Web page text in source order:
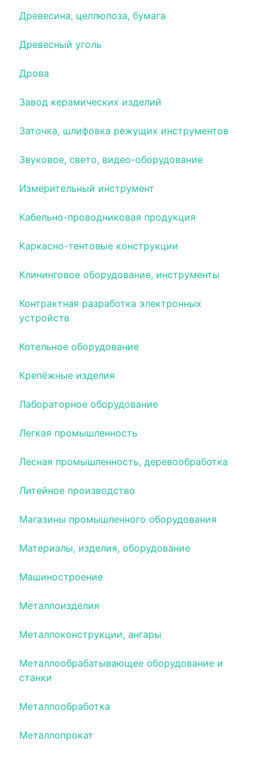
Древесина, целлюлоза, бумага
Древесный уголь
Дрова
Завод керамических изделий
Заточка, шлифовка режущих инструментов
Звуковое, свето, видео-оборудование
Измерительный инструмент
Кабельно-проводниковая продукция
Каркасно-тентовые конструкции
Клининговое оборудование, инструменты
Контрактная разработка электронных
устройств
Котельное оборудование
Крепёжные изделия
Лабораторное оборудование
Легкая промышленность
Лесная промышленность, деревообработка
Литейное производство
Магазины промышленного оборудования
Материалы, изделия, оборудование
Машиностроение
Металлоизделия
Металлоконструкции, ангары
Металлообрабатывающее оборудование и
станки
Металлообработка
Металлопрокат